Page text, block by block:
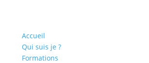
Accueil
Qui suis je ?
Formations